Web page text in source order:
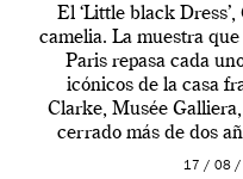
El ‘Little black
camelia. La muestra
Paris repasa cada
icónicos de la casa
Clarke, Musée
cerrado más de dos
17 / 08